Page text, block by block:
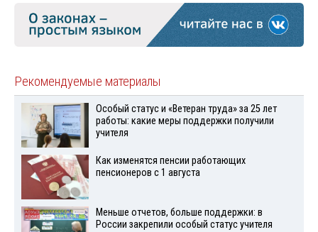
Рекомендуемые материалы
Особый статус и «Ветеран труда» за 25 лет
работы: какие меры поддержки получили
учителя
Как изменятся пенсии работающих
пенсионеров с 1 августа
Меньше отчетов, больше поддержки: в
России закрепили особый статус учителя